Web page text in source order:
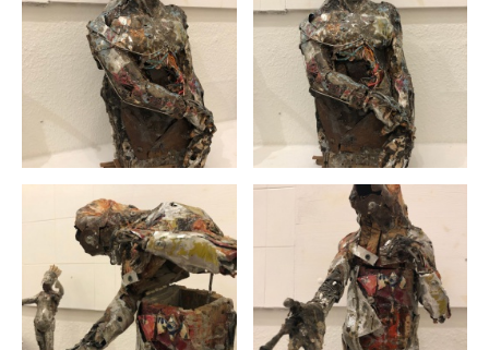
Renó Hedinger
Reynier Borell
Roberto Noguel
Rodrick Dixon
Romuald Etter
Simón Escobar
Wilfredo Gonzalez